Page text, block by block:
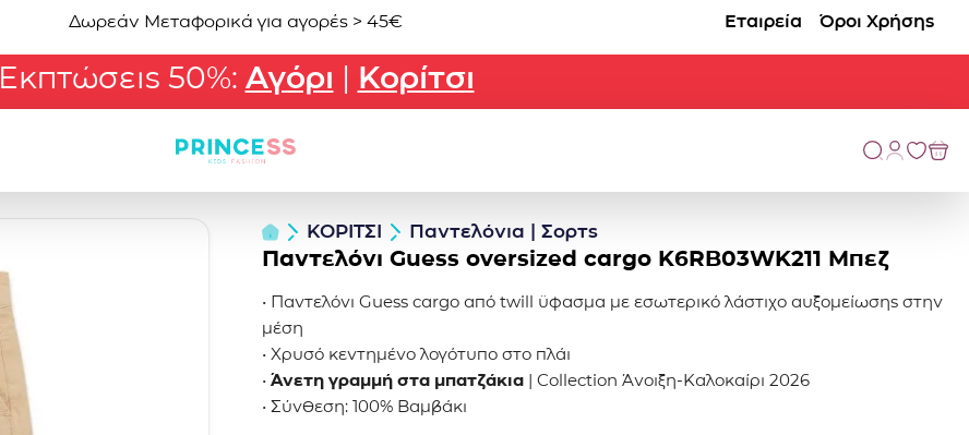
Δωρεάν Μεταφορικά για αγορές > 45€ Εταιρεία Όροι Χρήσης
Εκπτώσεις 50%: Αγόρι | Κορίτσι
ΚΟΡΙΤΣΙ Παντελόνια | Σορτς
Παντελόνι Guess oversized cargo K6RB03WK211 Μπεζ
• Παντελόνι Guess cargo από twill ϋφασμα με εσωτερικό λάστιχο αυξομείωσης στην
μέση
• Χρυσό κεντημένο λογότυπο στο πλάι
• Άνετη γραμμή στα μπατζάκια | Collection Άνοιξη-Καλοκαίρι 2026
• Σύνθεση: 100% Βαμβάκι